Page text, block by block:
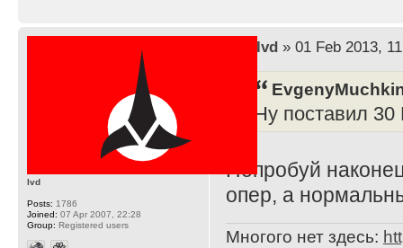
lvd» 01 Feb 2013,
Ну поставил
Попробуй
опер, а
Многого нет здесь:
lvd
Posts: 1786
Joined: 07 Apr 2007, 22:28
Group: Registered users